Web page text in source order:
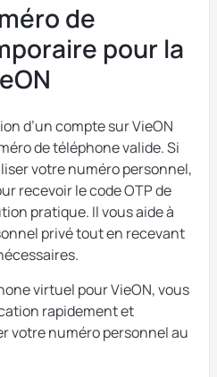
de
pour la
d’un compte sur VieON
de téléphone valide. Si
votre numéro personnel,
recevoir le code OTP de
pratique. Il vous aide à
privé tout en recevant
virtuel pour VieON, vous
rapidement et
votre numéro personnel au